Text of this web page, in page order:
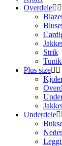
Overdele
Strik
Plus size
Underdele